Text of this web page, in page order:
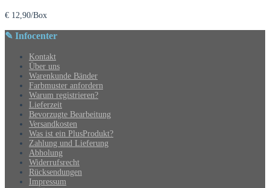
€ 12,90/Box
✎ Infocenter
Kontakt
Über uns
Warenkunde Bänder
Farbmuster anfordern
Warum registrieren?
Lieferzeit
Bevorzugte Bearbeitung
Versandkosten
Was ist ein PlusProdukt?
Zahlung und Lieferung
Abholung
Widerrufsrecht
Rücksendungen
Impressum